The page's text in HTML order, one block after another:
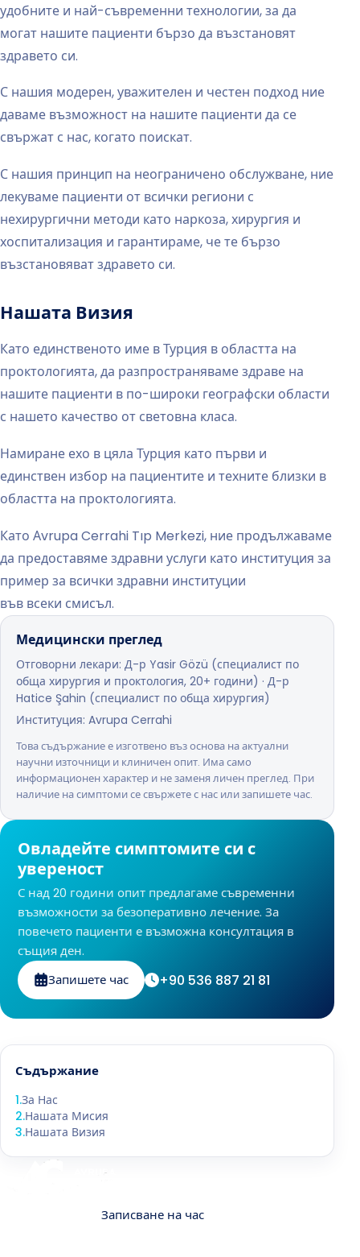
Съдържание
1.За Нас
2.Нашата Мисия
3.Нашата Визия
удобните и най-съвременни технологии, за да
могат нашите пациенти бързо да възстановят
здравето си.
С нашия модерен, уважителен и честен подход ние
даваме възможност на нашите пациенти да се
свържат с нас, когато поискат.
С нашия принцип на неограничено обслужване, ние
лекуваме пациенти от всички региони с
нехирургични методи като наркоза, хирургия и
хоспитализация и гарантираме, че те бързо
възстановяват здравето си.
Нашата Визия
Като единственото име в Турция в областта на
проктологията, да разпространяваме здраве на
нашите пациенти в по-широки географски области
с нашето качество от световна класа.
Намиране ехо в цяла Турция като първи и
единствен избор на пациентите и техните близки в
областта на проктологията.
Като Аvrupa Cerrahi Tıp Merkezi, ние продължаваме
да предоставяме здравни услуги като институция за
пример за всички здравни институции
във всеки смисъл.
Медицински преглед
Отговорни лекари: Д-р Yasir Gözü (специалист по
обща хирургия и проктология, 20+ години) · Д-р
Hatice Şahin (специалист по обща хирургия)
Институция: Avrupa Cerrahi
Това съдържание е изготвено въз основа на актуални
научни източници и клиничен опит. Има само
информационен характер и не заменя личен преглед. При
наличие на симптоми се свържете с нас или запишете час.
Овладейте симптомите си с
увереност
С над 20 години опит предлагаме съвременни
възможности за безоперативно лечение. За
повечето пациенти е възможна консултация в
същия ден.
Запишете час
+90 536 887 21 81
Записване на час